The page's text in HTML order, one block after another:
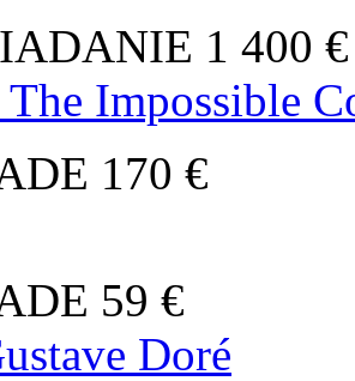
1 400 €
Impossible
170 €
59 €
Doré